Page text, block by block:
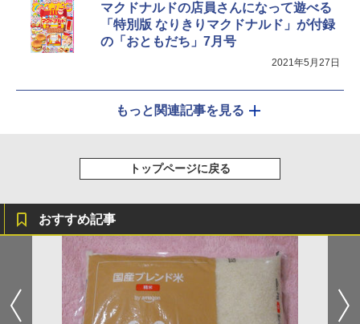
マクドナルドの店員さんになって遊べる
「特別版 なりきりマクドナルド」が付録
の「おともだち」7月号
2021年5月27日
もっと関連記事を見る
トップページに戻る
おすすめ記事